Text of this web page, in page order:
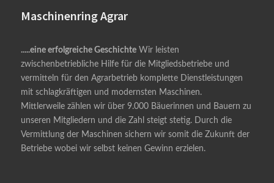
Maschinenring Agrar
.....eine erfolgreiche Geschichte Wir leisten
zwischenbetriebliche Hilfe für die Mitgliedsbetriebe und
vermitteln für den Agrarbetrieb komplette Dienstleistungen
mit schlagkräftigen und modernsten Maschinen.
Mittlerweile zählen wir über 9.000 Bäuerinnen und Bauern zu
unseren Mitgliedern und die Zahl steigt stetig. Durch die
Vermittlung der Maschinen sichern wir somit die Zukunft der
Betriebe wobei wir selbst keinen Gewinn erzielen.